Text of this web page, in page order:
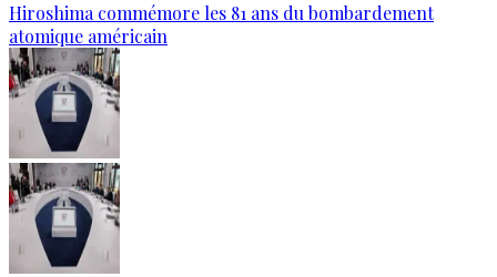
Hiroshima commémore les 81 ans du bombardement
atomique américain